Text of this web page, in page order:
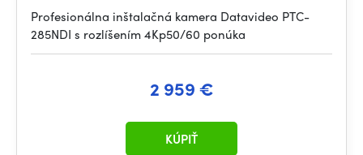
Profesionálna inštalačná kamera Datavideo PTC-
285NDI s rozlíšením 4Kp50/60 ponúka
2 959 €
KÚPIŤ